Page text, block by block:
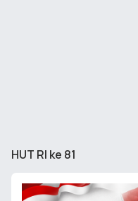
HUT RI ke 81